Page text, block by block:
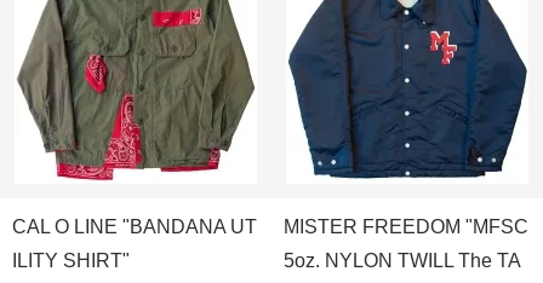
CAL O LINE "BANDANA UT
ILITY SHIRT"
MISTER FREEDOM "MFSC
5oz. NYLON TWILL The TA